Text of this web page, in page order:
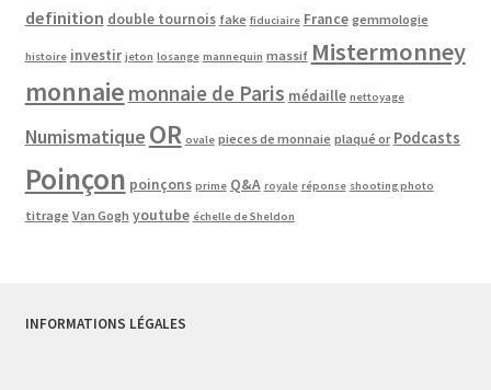
definition double tournois fake fiduciaire France gemmologie
histoire investir jeton losange mannequin massif Mistermonney
monnaie monnaie de Paris médaille nettoyage
Numismatique OR ovale pieces de monnaie plaqué or Podcasts
Poinçon poinçons prime Q&A royale réponse shooting photo
titrage Van Gogh youtube échelle de Sheldon
INFORMATIONS LÉGALES